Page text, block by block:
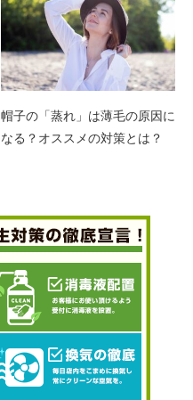
帽子の「蒸れ」は薄毛の原因に
なる？オススメの対策とは？